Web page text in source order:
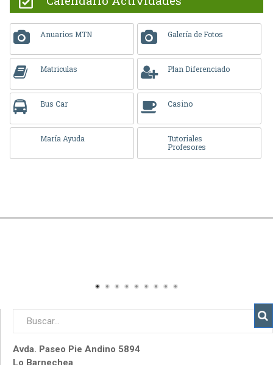
Anuarios MTN Galería de Fotos
Matriculas Plan Diferenciado
Bus Car Casino
María Ayuda
Tutoriales
Profesores
Avda. Paseo Pie Andino 5894
Lo Barnechea